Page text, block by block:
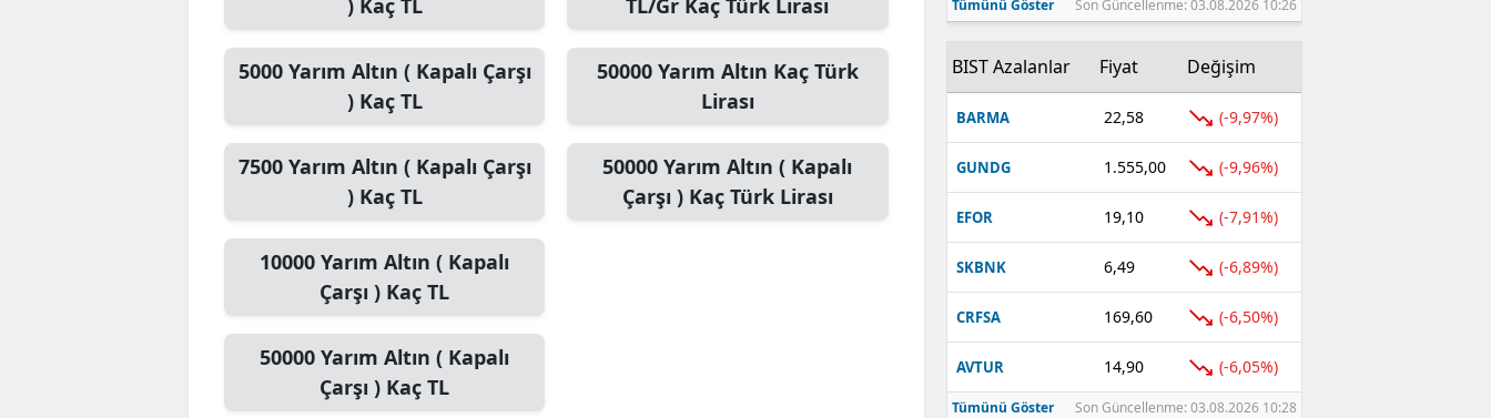
Kırşehir
Kocaeli
Konya
Malatya
)Kaç TL
5000 Yarım Altın ( Kapalı Çarşı
)Kaç TL
7500 Yarım Altın ( Kapalı Çarşı
)Kaç TL
10000Yarım Altın ( Kapalı
Çarşı ) Kaç TL
50000Yarım Altın ( Kapalı
Çarşı ) Kaç TL
TL/Gr Kaç Türk Lirası
50000 Yarım Altın Kaç Türk
Lirası
50000Yarım Altın ( Kapalı
Çarşı )Kaç Türk Lirası
Tümünü Göster Son Güncellenme: 03.08.2026 10:26
BIST Azalanlar Fiyat Değişim
BARMA 22,58 (-9,97%)
GUNDG 1.555,00 (-9,96%)
EFOR 19,10 (-7,91%)
SKBNK 6,49 (-6,89%)
CRFSA 169,60 (-6,50%)
AVTUR 14,90 (-6,05%)
Tümünü Göster Son Güncellenme: 03.08.2026 10:28